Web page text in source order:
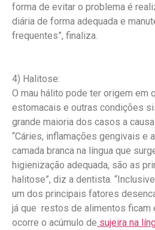
forma de evitar o problema é
diária de forma adequada e
frequentes”, finaliza.
4) Halitose:
O mau hálito pode ter origem em
estomacais e outras condições
grande maioria dos casos a
“Cáries, inflamações gengivais e
camada branca na língua que
higienização adequada, são as
halitose”, diz a dentista.
um dos principais fatores
já que restos de alimentos ficam
ocorre o acúmulo de sujeira na